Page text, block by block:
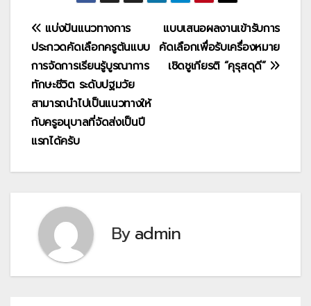
แนะแนว
เรื่อง
แบบเสนอผลงานเข้ารับการ
คัดเลือกเพื่อรับเครื่องหมาย
เชิดชูเกียรติ “คุรุสดุดี”
แบ่งปันแนวทางการ
ประกวดคัดเลือกครูต้นแบบ
การจัดการเรียนรู้บูรณาการ
ทักษะชีวิต ระดับปฐมวัย
สามารถนำไปเป็นแนวทางให้
กับครูอนุบาลที่จัดส่งเป็นปี
แรกได้ครับ
Byadmin